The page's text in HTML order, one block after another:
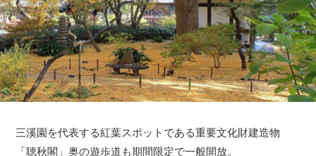
三溪園を代表する紅葉スポットである重要文化財建造物
「聴秋閣」奥の遊歩道も期間限定で一般開放。